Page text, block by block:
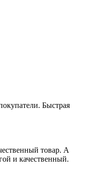
Быстрая
товар. А
и качественный.